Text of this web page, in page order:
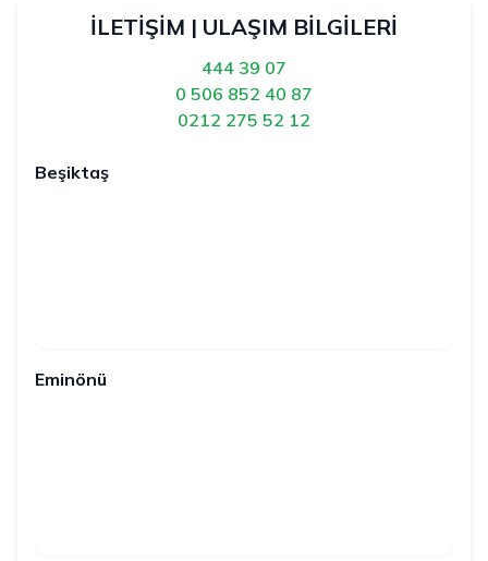
İLETİŞİM | ULAŞIM BİLGİLERİ
444 39 07
0 506 852 40 87
0212 275 52 12
Beşiktaş
Eminönü